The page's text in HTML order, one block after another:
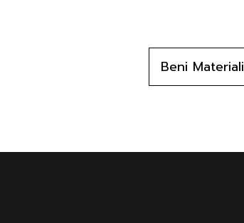
Beni Materiali